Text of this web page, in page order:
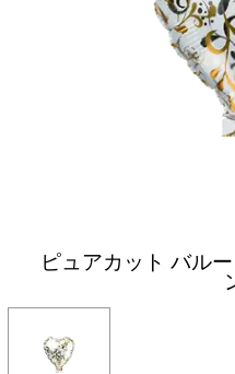
ピュアカット バル